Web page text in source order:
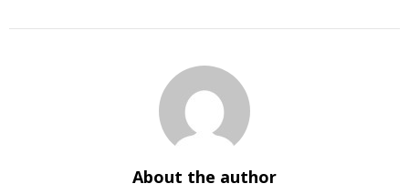
About the author